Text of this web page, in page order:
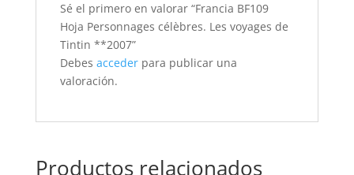
Sé el primero en valorar “Francia BF109
Hoja Personnages célèbres. Les voyages de
Tintin **2007”
Debes accederpara publicar una
valoración.
Productos relacionados